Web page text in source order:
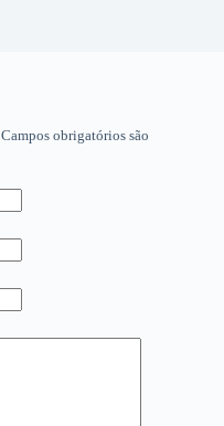
Campos obrigatórios são